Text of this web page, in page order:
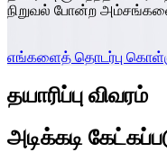
நிறுவல் போன்ற
எங்களைத் தொடர்பு
தயாரிப்பு விவரம்
அடிக்கடி